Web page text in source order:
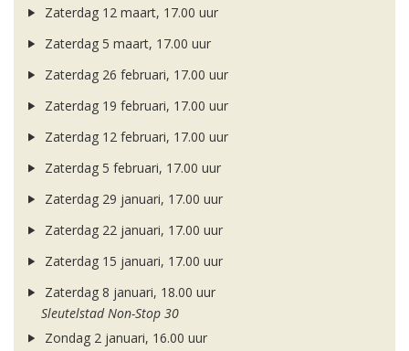
Zaterdag 12 maart, 17.00 uur
Zaterdag 5 maart, 17.00 uur
Zaterdag 26 februari, 17.00 uur
Zaterdag 19 februari, 17.00 uur
Zaterdag 12 februari, 17.00 uur
Zaterdag 5 februari, 17.00 uur
Zaterdag 29 januari, 17.00 uur
Zaterdag 22 januari, 17.00 uur
Zaterdag 15 januari, 17.00 uur
Zaterdag 8 januari, 18.00 uur
Sleutelstad Non-Stop 30
Zondag 2 januari, 16.00 uur